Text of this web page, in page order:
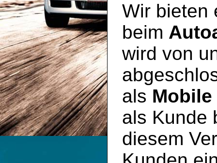
Wir bieten
beim
wird von
als
als Kunde
diesem